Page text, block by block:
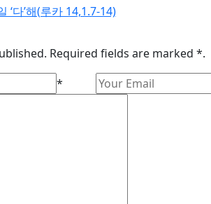
‘다’해(루카 14,1.7-14)
Required fields are marked *.
*